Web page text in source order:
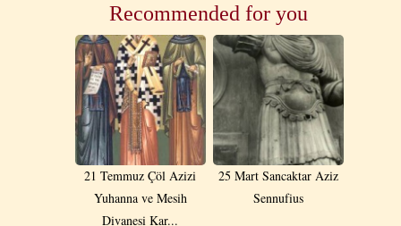
Recommended for you
21 Temmuz Çöl Azizi
Yuhanna ve Mesih
Divanesi Kar...
25 Mart Sancaktar Aziz
Sennufius